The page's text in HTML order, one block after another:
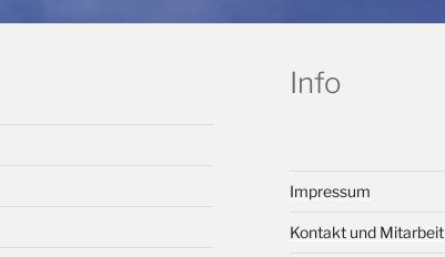
Info
Impressum
Kontakt und Mitarbeit